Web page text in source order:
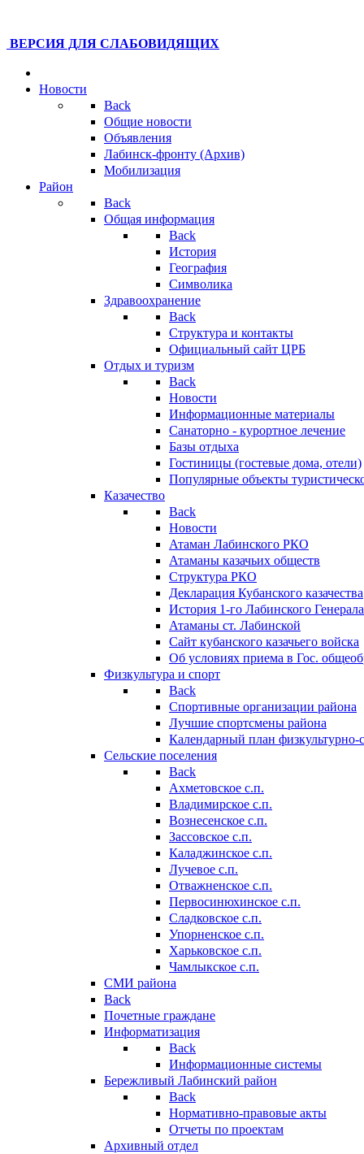
ВЕРСИЯ ДЛЯ СЛАБОВИДЯЩИХ
Новости
Back
Общие новости
Объявления
Лабинск-фронту (Архив)
Мобилизация
Район
Back
Общая информация
Back
История
География
Символика
Здравоохранение
Back
Структура и контакты
Официальный сайт ЦРБ
Отдых и туризм
Back
Новости
Информационные материалы
Санаторно - курортное лечение
Базы отдыха
Гостиницы (гостевые дома, отели)
Популярные объекты
Казачество
Back
Новости
Атаман Лабинского РКО
Атаманы казачьих обществ
Структура РКО
Декларация Кубанского казачества
История 1-го Лабинского
Атаманы ст. Лабинской
Cайт кубанского казачьего войска
Об условиях приема в Гос.
Физкультура и спорт
Back
Спортивные организации района
Лучшие спортсмены района
Календарный план
Сельские поселения
Back
Ахметовское с.п.
Владимирское с.п.
Вознесенское с.п.
Зассовское с.п.
Каладжинское с.п.
Лучевое с.п.
Отважненское с.п.
Первосинюхинское с.п.
Сладковское с.п.
Упорненское с.п.
Харьковское с.п.
Чамлыкское с.п.
СМИ района
Back
Почетные граждане
Информатизация
Back
Информационные системы
Бережливый Лабинский район
Back
Нормативно-правовые акты
Отчеты по проектам
Архивный отдел